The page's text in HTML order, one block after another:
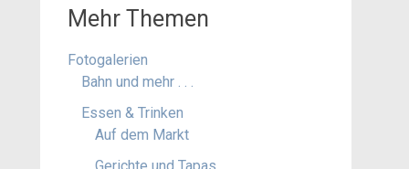
Mehr Themen
Fotogalerien
Bahn und mehr . . .
Essen & Trinken
Auf dem Markt